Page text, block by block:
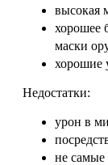
высокая
хорошее
маски
хорошие
Недостатки:
урон в
не самые